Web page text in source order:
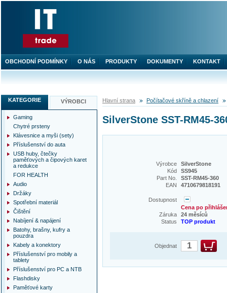
Hlavní strana Počítačové skříně a chlazení
SilverStone SST-RM45-
Výrobce
SilverStone
Kód
SS945
Part No.
SST-RM45-360
EAN
4710679818191
Dostupnost
Cena po
Záruka
24 měsíců
Status
TOP produkt
Objednat
KATEGORIE VÝROBCI
Gaming
Chytré prsteny
Klávesnice a myši (sety)
Příslušenství do auta
USB huby, čtečky
paměťových a čipových karet
a redukce
FOR HEALTH
Audio
Držáky
Spotřební materiál
Čištění
Nabíjení & napájení
Batohy, brašny, kufry a
pouzdra
Kabely a konektory
Příslušenství pro mobily a
tablety
Příslušenství pro PC a NTB
Flashdisky
Paměťové karty
OBCHODNÍ PODMÍNKY O NÁS PRODUKTY DOKUMENTY KONTAKT